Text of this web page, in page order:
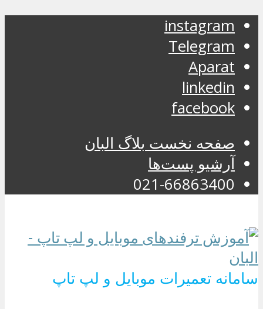
instagram
Telegram
Aparat
linkedin
facebook
صفحه نخست بلاگ البان
آرشیو پست‌ها
021-66863400
سامانه تعمیرات موبایل و لپ تاپ